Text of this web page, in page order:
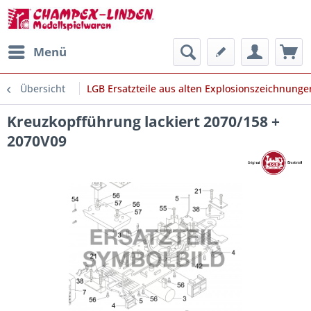
Menü
Übersicht LGB Ersatzteile aus alten
Kreuzkopfführung lackiert 2070/158 +
2070V09